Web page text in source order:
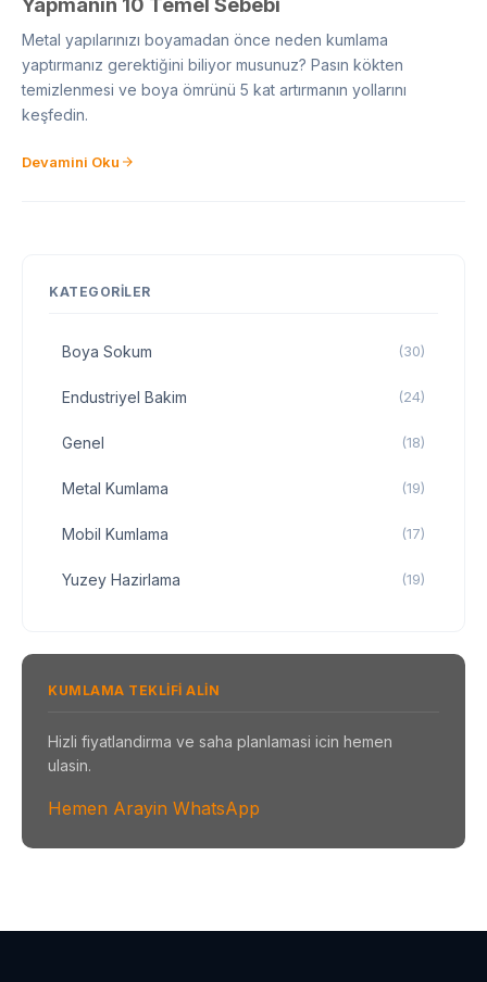
Metal yapılarınızı boyamadan önce neden kumlama
yaptırmanız gerektiğini biliyor musunuz? Pasın kökten
temizlenmesi ve boya ömrünü 5 kat artırmanın yollarını
keşfedin.
Devamini Oku
KATEGORILER
Boya Sokum (30)
Endustriyel Bakim (24)
Genel (18)
Metal Kumlama (19)
Mobil Kumlama (17)
Yuzey Hazirlama (19)
KUMLAMA TEKLIFI ALIN
Hizli fiyatlandirma ve saha planlamasi icin hemen
ulasin.
Hemen Arayin WhatsApp